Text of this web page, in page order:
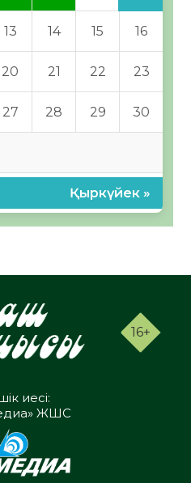
13 14 15 16
20 21 22 23
27 28 29 30
Қыркүйек »
16+
иесі:
ЖШС